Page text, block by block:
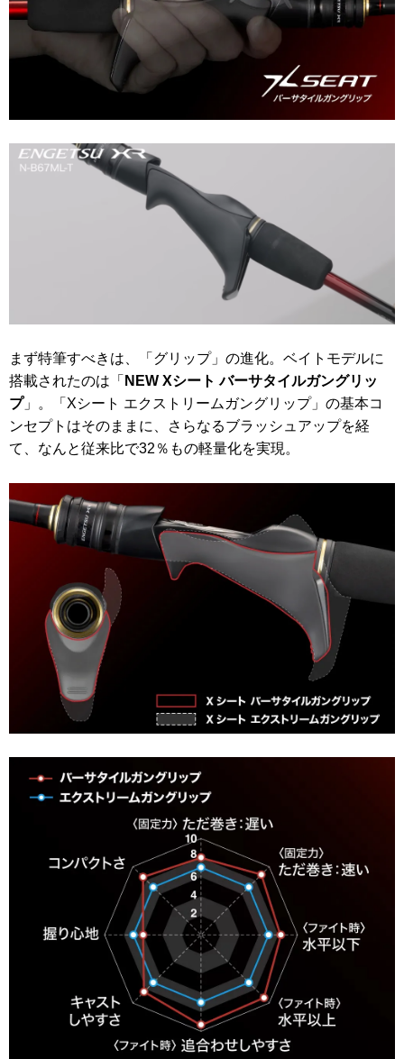
まず特筆すべきは、「グリップ」の進化。ベイトモデルに
搭載されたのは「 NEW Xシート バーサタイルガングリッ
プ」。「Xシート エクストリームガングリップ」の基本コ
ンセプトはそのままに、さらなるブラッシュアップを経
て、なんと従来比で32％もの軽量化を実現。